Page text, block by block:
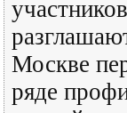
Москве
ряде